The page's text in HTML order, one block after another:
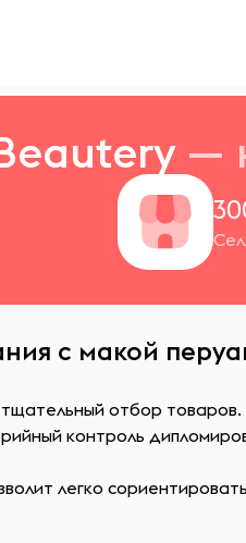
—
с макой
отбор
контроль
легко